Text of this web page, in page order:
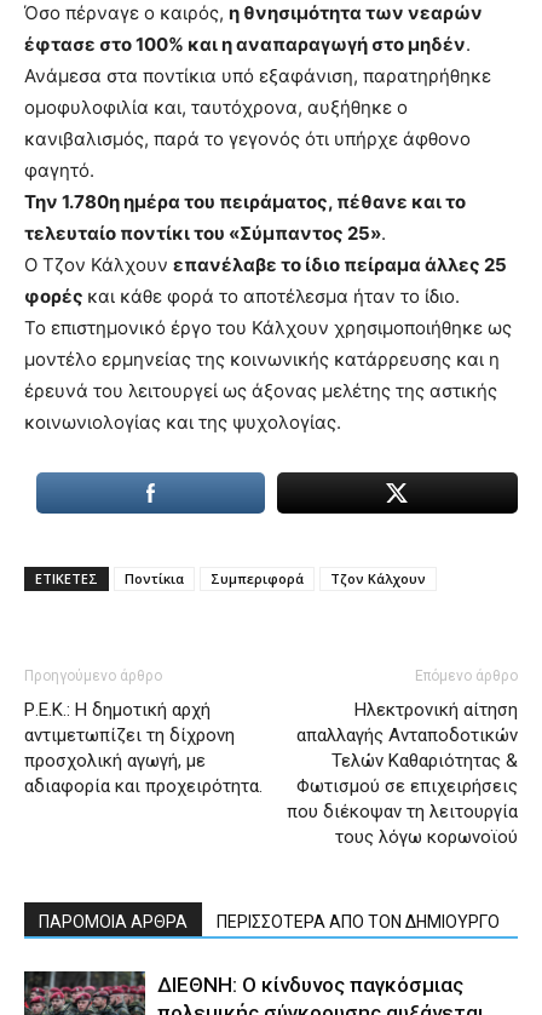
Όσο πέρναγε ο καιρός, η θνησιμότητα των νεαρών
έφτασε στο 100% και η αναπαραγωγή στο μηδέν.
Ανάμεσα στα ποντίκια υπό εξαφάνιση, παρατηρήθηκε
ομοφυλοφιλία και, ταυτόχρονα, αυξήθηκε ο
κανιβαλισμός, παρά το γεγονός ότι υπήρχε άφθονο
φαγητό.
Την 1.780η ημέρα του πειράματος, πέθανε και το
τελευταίο ποντίκι του «Σύμπαντος 25».
Ο Τζον Κάλχουν επανέλαβε το ίδιο πείραμα άλλες 25
φορές και κάθε φορά το αποτέλεσμα ήταν το ίδιο.
Το επιστημονικό έργο του Κάλχουν χρησιμοποιήθηκε ως
μοντέλο ερμηνείας της κοινωνικής κατάρρευσης και η
έρευνά του λειτουργεί ως άξονας μελέτης της αστικής
κοινωνιολογίας και της ψυχολογίας.
ΕΤΙΚΕΤΕΣ Ποντίκια Συμπεριφορά Τζον Κάλχουν
Προηγούμενο άρθρο
Ρ.Ε.Κ.: Η δημοτική αρχή
αντιμετωπίζει τη δίχρονη
προσχολική αγωγή, με
αδιαφορία και προχειρότητα.
Επόμενο άρθρο
Ηλεκτρονική αίτηση
απαλλαγής Ανταποδοτικών
Τελών Καθαριότητας &
Φωτισμού σε επιχειρήσεις
που διέκοψαν τη λειτουργία
τους λόγω κορωνοϊού
ΠΑΡΟΜΟΙΑ ΑΡΘΡΑ ΠΕΡΙΣΣΟΤΕΡΑ ΑΠΟ ΤΟΝ ΔΗΜΙΟΥΡΓΟ
ΔΙΕΘΝΗ: Ο κίνδυνος παγκόσμιας